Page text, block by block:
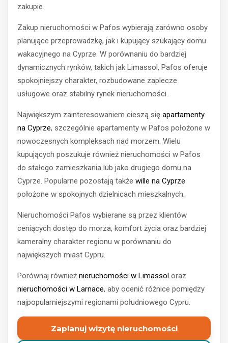
zakupie.
Zakup nieruchomości w Pafos wybierają zarówno osoby
planujące przeprowadzkę, jak i kupujący szukający domu
wakacyjnego na Cyprze. W porównaniu do bardziej
dynamicznych rynków, takich jak Limassol, Pafos oferuje
spokojniejszy charakter, rozbudowane zaplecze
usługowe oraz stabilny rynek nieruchomości.
Największym zainteresowaniem cieszą sięapartamenty
na Cyprze, szczególnie apartamenty w Pafos położone w
nowoczesnych kompleksach nad morzem. Wielu
kupujących poszukuje również nieruchomości w Pafos
do stałego zamieszkania lub jako drugiego domu na
Cyprze. Popularne pozostają takżewille na Cyprze
położone w spokojnych dzielnicach mieszkalnych.
Nieruchomości Pafos wybierane są przez klientów
ceniących dostęp do morza, komfort życia oraz bardziej
kameralny charakter regionu w porównaniu do
największych miast Cypru.
Porównaj równieżnieruchomości w Limassol oraz
nieruchomości w Larnace, aby ocenić różnice pomiędzy
najpopularniejszymi regionami południowego Cypru.
Zaplanuj wizytę nieruchomości